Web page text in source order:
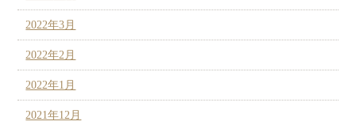
2022年3月
2022年2月
2022年1月
2021年12月